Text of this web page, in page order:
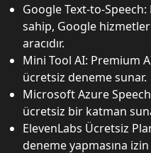
Google Text-to-
sahip, Google
aracıdır.
Mini Tool AI: Premium
ücretsiz deneme sunar.
Microsoft Azure
ücretsiz bir katman
ElevenLabs Ücretsiz
deneme yapmasına izin